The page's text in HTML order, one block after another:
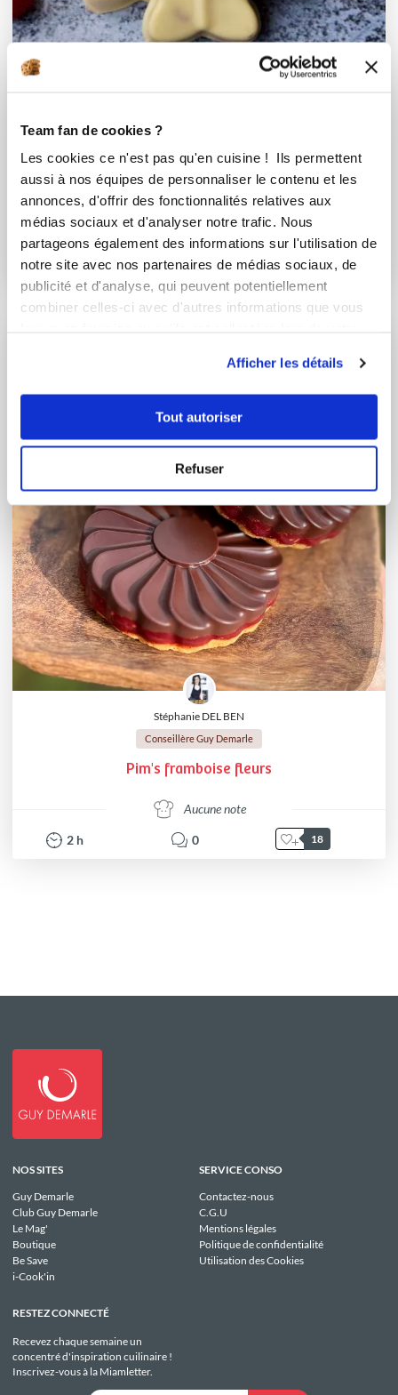
Team fan de cookies ?
Les cookies ce n'est pas qu'en cuisine ! Ils permettent
aussi à nos équipes de personnaliser le contenu et les
annonces, d'offrir des fonctionnalités relatives aux
médias sociaux et d'analyser notre trafic. Nous
partageons également des informations sur l'utilisation de
notre site avec nos partenaires de médias sociaux, de
publicité et d'analyse, qui peuvent potentiellement
combiner celles-ci avec d'autres informations que vous
Afficher les détails
Tout autoriser
Refuser
Entremets à la mousse framboise dans ...
Délicieux
3h 1 22
Stéphanie DEL BEN
Conseillère Guy Demarle
Pim's framboise fleurs
Aucune note
2 h 0 18
NOS SITES
Guy Demarle
Club Guy Demarle
Le Mag'
Boutique
Be Save
i-Cook'in
SERVICE CONSO
Contactez-nous
C.G.U
Mentions légales
Politique de confidentialité
Utilisation des Cookies
RESTEZ CONNECTÉ
Recevez chaque semaine un
concentré d'inspiration cuilinaire !
Inscrivez-vous à la Miamletter.